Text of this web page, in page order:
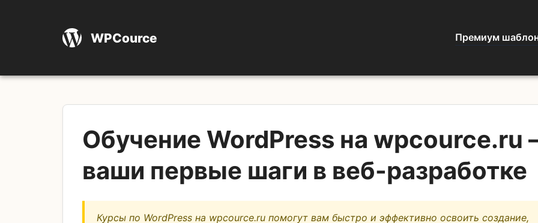
WPCource Премиум
Обучение WordPress на wpcource.ru
ваши первые шаги в веб-разработке
Курсы по WordPress на wpcource.ru помогут вам быстро и эффективно освоить создание,